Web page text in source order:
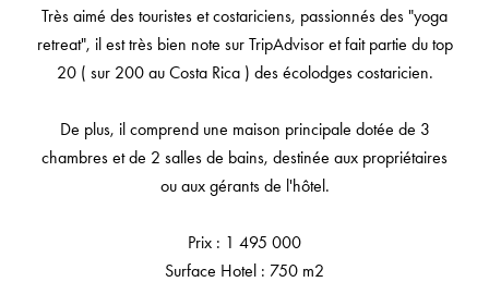
Très aimé des touristes et costariciens, passionnés des "yoga
retreat", il est très bien note sur TripAdvisor et fait partie du top
20 ( sur 200 au Costa Rica ) des écolodges costaricien.
De plus, il comprend une maison principale dotée de 3
chambres et de 2 salles de bains, destinée aux propriétaires
ou aux gérants de l'hôtel.
Prix : 1 495 000
Surface Hotel : 750 m2